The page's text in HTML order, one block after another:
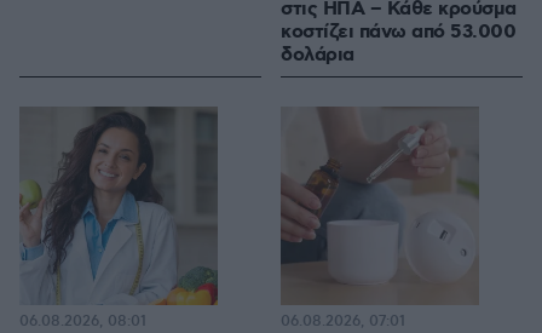
στις ΗΠΑ – Κάθε κρούσμα
κοστίζει πάνω από 53.000
δολάρια
06.08.2026, 08:01 06.08.2026, 07:01